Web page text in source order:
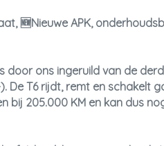
🆕Nieuwe APK,
door ons ingeruild van de
De T6 rijdt, remt en schakelt
bij 205.000 KM en kan dus